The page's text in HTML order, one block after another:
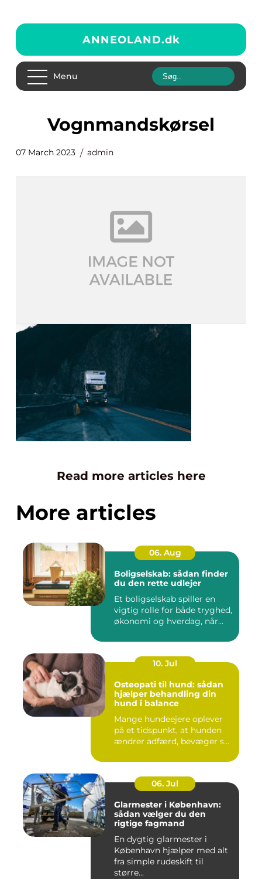
ANNEOLAND.dk
Menu
vognmandskørsel
07 March 2023 admin
Read more articles here
More articles
06. Aug
Boligselskab: sådan finder
du den rette udlejer
Et boligselskab spiller en
vigtig rolle for både tryghed,
økonomi og hverdag, når...
10. Jul
Osteopati til hund: sådan
hjælper behandling din
hund i balance
Mange hundeejere oplever
på et tidspunkt, at hunden
ændrer adfærd, bevæger s...
06. Jul
Glarmester i København:
sådan vælger du den
rigtige fagmand
En dygtig glarmester i
København hjælper med alt
fra simple rudeskift til
større...